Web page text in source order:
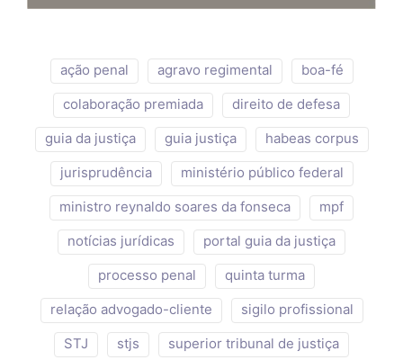
ação penal agravo regimental
boa-fé
colaboração premiada
direito de defesa
guia da justiça
guia justiça
habeas corpus
jurisprudência
ministério público federal
ministro reynaldo soares da fonseca
mpf
notícias jurídicas
portal guia da justiça
processo penal
quinta turma
relação advogado-cliente
sigilo profissional
STJ
stjs superior tribunal de justiça